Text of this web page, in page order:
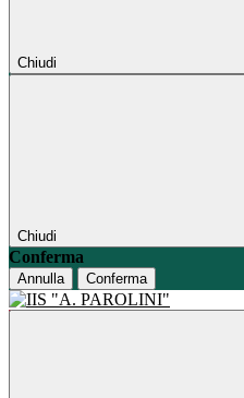
Chiudi
Chiudi
Conferma
Annulla Conferma